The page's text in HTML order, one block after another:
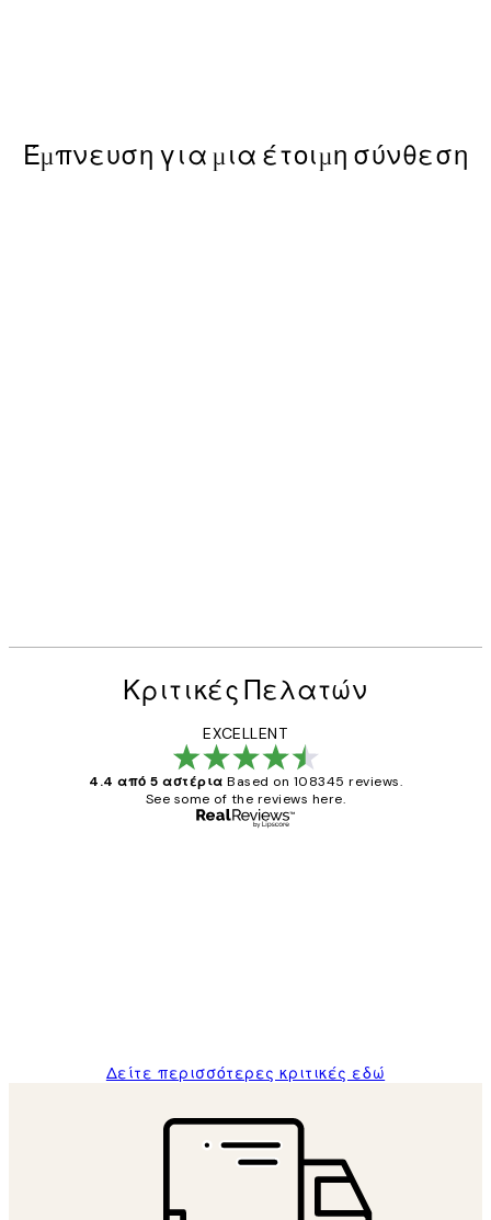
Έμπνευση για μια έτοιμη σύνθεση
Κριτικές Πελατών
EXCELLENT
4.4 από 5 αστέρια Based on 108345 reviews.
See some of the reviews here.
Δείτε περισσότερες κριτικές εδώ